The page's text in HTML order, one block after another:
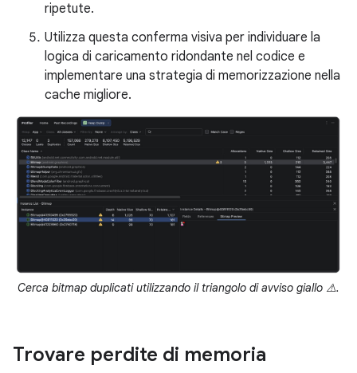
ripetute.
Utilizza questa conferma visiva per individuare la
logica di caricamento ridondante nel codice e
implementare una strategia di memorizzazione nella
cache migliore.
Cerca bitmap duplicati utilizzando il triangolo di avviso giallo ⚠️.
Trovare perdite di memoria